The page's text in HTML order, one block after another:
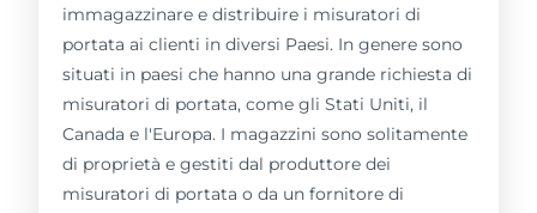
immagazzinare e distribuire i misuratori di
portata ai clienti in diversi Paesi. In genere sono
situati in paesi che hanno una grande richiesta di
misuratori di portata, come gli Stati Uniti, il
Canada e l'Europa. I magazzini sono solitamente
di proprietà e gestiti dal produttore dei
misuratori di portata o da un fornitore di